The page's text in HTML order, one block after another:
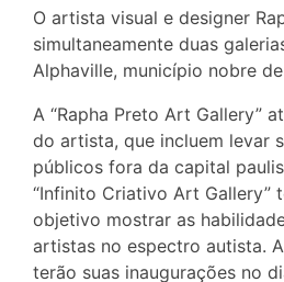
O artista visual e designer
simultaneamente duas
Alphaville, município nobre
A “Rapha Preto Art Gallery”
do artista, que incluem levar
públicos fora da capital
“Infinito Criativo Art Gallery”
objetivo mostrar as
artistas no espectro autista.
terão suas inaugurações no